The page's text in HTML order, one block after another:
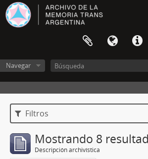
Navegar
Filtros
Mostrando 8
Descripción archivística